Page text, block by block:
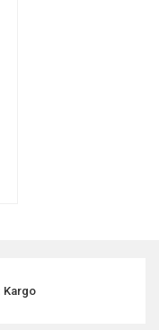
Kargo